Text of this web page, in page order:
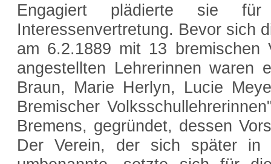
Engagiert plädierte sie für
Interessenvertretung. Bevor sich
am 6.2.1889 mit 13 bremischen
angestellten Lehrerinnen waren
Braun, Marie Herlyn, Lucie
Bremischer
Bremens, gegründet, dessen
Der Verein, der sich später in